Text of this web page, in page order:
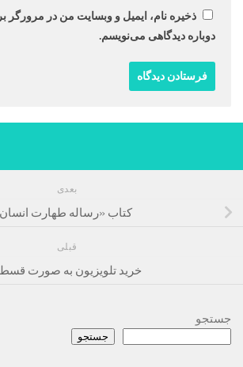
ذخیره نام، ایمیل و وبسایت من در مرورگر
دوباره دیدگاهی می‌نویسم.
بعدی
کتاب «رساله طهارت انسان
قبلی
خرید تلویزیون به صورت
جستجو
جستجو